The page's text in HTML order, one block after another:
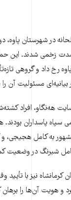
در شهرستان پاوه،
رخ داد و گروهی
بیانیه‌ای مسئولیت آن
هه‌نگاو، افراد
سپاه پاسداران
به کامل هجیجی،
شبرنگ در وضعیت کما
کرمانشاه نیز با
و هویت آن‌ها را برهان